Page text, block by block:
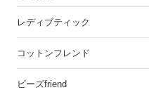
レディブティック
コットンフレンド
ビーズfriend